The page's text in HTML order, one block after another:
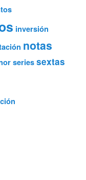
inversión
notas
series sextas